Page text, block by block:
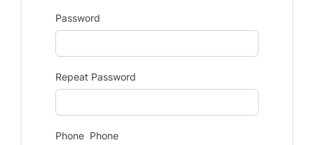
Password
Repeat Password
Phone Phone